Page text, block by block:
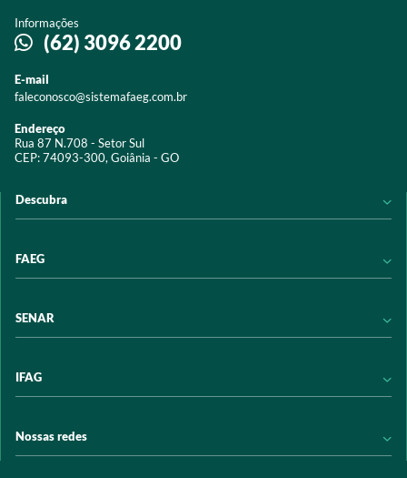
Informações
(62) 3096 2200
E-mail
faleconosco@sistemafaeg.com.br
Endereço
Rua 87 N.708 - Setor Sul
CEP: 74093-300, Goiânia - GO
Descubra
Acervo digital
Programas e Serviços
Trabalhe conosco
FAEG
Transparência
SENAR
Transparência
Arrecadação
IFAG
Programas e Serviços
Nossas redes